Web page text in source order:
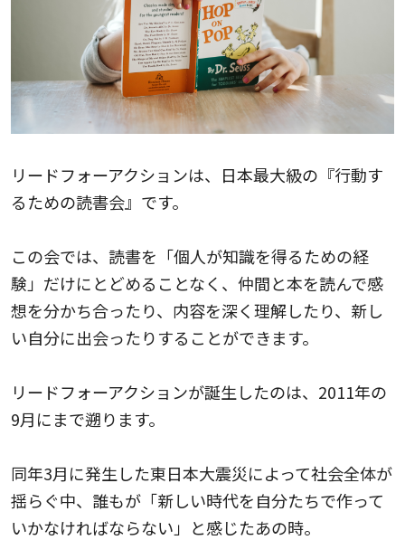
リードフォーアクションは、日本最大級の『行動す
るための読書会』です。
この会では、読書を「個人が知識を得るための経
験」だけにとどめることなく、仲間と本を読んで感
想を分かち合ったり、内容を深く理解したり、新し
い自分に出会ったりすることができます。
リードフォーアクションが誕生したのは、2011年の
9月にまで遡ります。
同年3月に発生した東日本大震災によって社会全体が
揺らぐ中、誰もが「新しい時代を自分たちで作って
いかなければならない」と感じたあの時。